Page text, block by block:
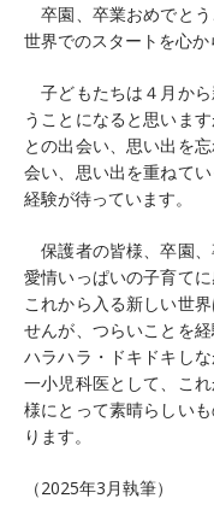
卒園、卒業おめでと
世界でのスタートを心か
子どもたちは４月か
うことになると思いま
との出会い、思い出を
会い、思い出を重ねて
経験が待っています。
保護者の皆様、卒園、
愛情いっぱいの子育て
これから入る新しい世
せんが、つらいことを
ハラハラ・ドキドキし
一小児科医として、こ
様にとって素晴らしい
ります。
（2025年3月執筆）